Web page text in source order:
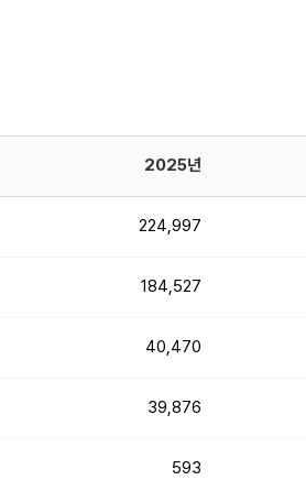
2025년
224,997
184,527
40,470
39,876
593